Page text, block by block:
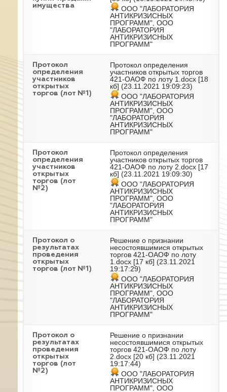
имущества
ООО "ЛАБОРАТОРИЯ
АНТИКРИЗИСНЫХ
ПРОГРАММ", ООО
"ЛАБОРАТОРИЯ
АНТИКРИЗИСНЫХ
ПРОГРАММ"
Протокол
определения
участников
открытых
торгов (лот №1)
Протокол определения
участников открытых торгов
421-ОАОФ по лоту 1.docx [18
кб] (23.11.2021 19:09:23)
ООО "ЛАБОРАТОРИЯ
АНТИКРИЗИСНЫХ
ПРОГРАММ", ООО
"ЛАБОРАТОРИЯ
АНТИКРИЗИСНЫХ
ПРОГРАММ"
Протокол
определения
участников
открытых
торгов (лот
№2)
Протокол определения
участников открытых торгов
421-ОАОФ по лоту 2.docx [17
кб] (23.11.2021 19:09:30)
ООО "ЛАБОРАТОРИЯ
АНТИКРИЗИСНЫХ
ПРОГРАММ", ООО
"ЛАБОРАТОРИЯ
АНТИКРИЗИСНЫХ
ПРОГРАММ"
Протокол о
результатах
проведения
открытых
торгов (лот №1)
Решение о признании
несостоявшимися открытых
торгов 421-ОАОФ по лоту
1.docx [17 кб] (23.11.2021
19:17:29)
ООО "ЛАБОРАТОРИЯ
АНТИКРИЗИСНЫХ
ПРОГРАММ", ООО
"ЛАБОРАТОРИЯ
АНТИКРИЗИСНЫХ
ПРОГРАММ"
Протокол о
результатах
проведения
открытых
торгов (лот
№2)
Решение о признании
несостоявшимися открытых
торгов 421-ОАОФ по лоту
2.docx [20 кб] (23.11.2021
19:17:44)
ООО "ЛАБОРАТОРИЯ
АНТИКРИЗИСНЫХ
ПРОГРАММ", ООО